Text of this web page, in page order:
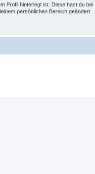
Profil hinterlegt ist. Diese hast du bei
persönlichen Bereich geändert.